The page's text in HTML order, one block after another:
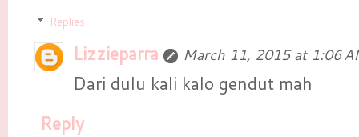
Replies
Lizzieparra March 11, 2015 at 1:06
Dari dulu kali kalo gendut mah
Reply